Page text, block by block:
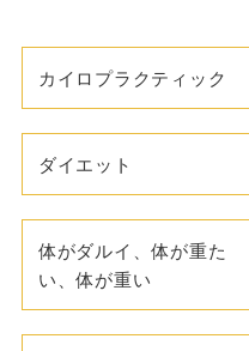
カイロプラクティック
ダイエット
体がダルイ、体が重た
い、体が重い